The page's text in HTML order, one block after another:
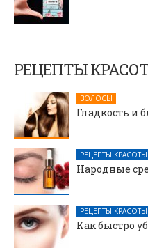
РЕЦЕПТЫ
ВОЛОСЫ
Гладкость и
РЕЦЕПТЫ КРАСОТЫ
Народные
РЕЦЕПТЫ КРАСОТЫ
Как быстро